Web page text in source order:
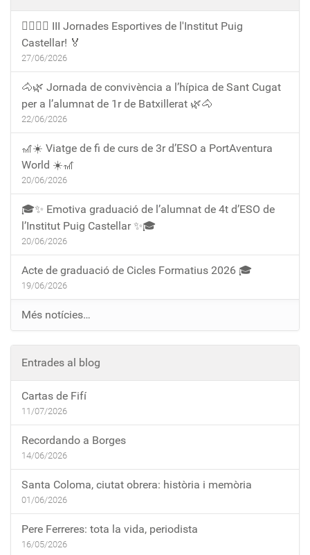
🏃‍♀️🏃‍♂️ III Jornades Esportives de l'Institut Puig
Castellar! 🏅
27/06/2026
🐴🌿 Jornada de convivència a l’hípica de Sant Cugat
per a l’alumnat de 1r de Batxillerat 🌿🐴
22/06/2026
🎢☀️ Viatge de fi de curs de 3r d’ESO a PortAventura
World ☀️🎢
20/06/2026
🎓✨ Emotiva graduació de l’alumnat de 4t d’ESO de
l’Institut Puig Castellar ✨🎓
20/06/2026
Acte de graduació de Cicles Formatius 2026 🎓
19/06/2026
Més notícies…
Entrades al blog
Cartas de Fifí
11/07/2026
Recordando a Borges
14/06/2026
Santa Coloma, ciutat obrera: història i memòria
01/06/2026
Pere Ferreres: tota la vida, periodista
16/05/2026